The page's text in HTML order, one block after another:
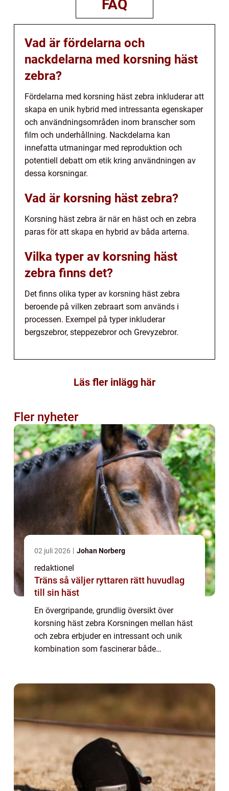
FAQ
Vad är fördelarna och
nackdelarna med korsning häst
zebra?
Fördelarna med korsning häst zebra inkluderar att
skapa en unik hybrid med intressanta egenskaper
och användningsområden inom branscher som
film och underhållning. Nackdelarna kan
innefatta utmaningar med reproduktion och
potentiell debatt om etik kring användningen av
dessa korsningar.
Vad är korsning häst zebra?
Korsning häst zebra är när en häst och en zebra
paras för att skapa en hybrid av båda arterna.
Vilka typer av korsning häst
zebra finns det?
Det finns olika typer av korsning häst zebra
beroende på vilken zebraart som används i
processen. Exempel på typer inkluderar
bergszebror, steppezebror och Grevyzebror.
Läs fler inlägg här
Fler nyheter
02 juli 2026 Johan Norberg
redaktionel
Träns så väljer ryttaren rätt huvudlag
till sin häst
En övergripande, grundlig översikt över
korsning häst zebra Korsningen mellan häst
och zebra erbjuder en intressant och unik
kombination som fascinerar både